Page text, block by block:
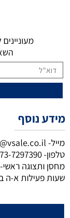
מידע נוסף
מייל-
טלפון-7297390
מחסן ותצוגה ראשי- יהושע
שעות פעילות א-ה בין